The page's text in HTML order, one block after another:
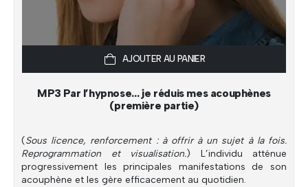
AJOUTER AU PANIER
MP3 Par l’hypnose… je réduis mes acouphènes
(première partie)
(Sous licence, renforcement : à offrir à un sujet à la fois.
Reprogrammation et visualisation.) L’individu atténue
progressivement les principales manifestations de son
acouphène et les gère efficacement au quotidien.